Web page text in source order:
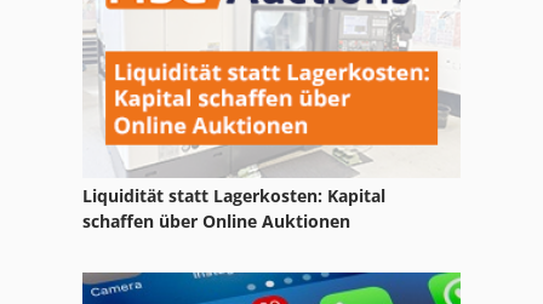
Schliesing 235 Mx
Schlitz Und Zapfenmaschine
Schraubstock 200 Mm
Schubladen
Schwenkantrieb Hydraulisch
Liquidität statt Lagerkosten: Kapital
schaffen über Online Auktionen